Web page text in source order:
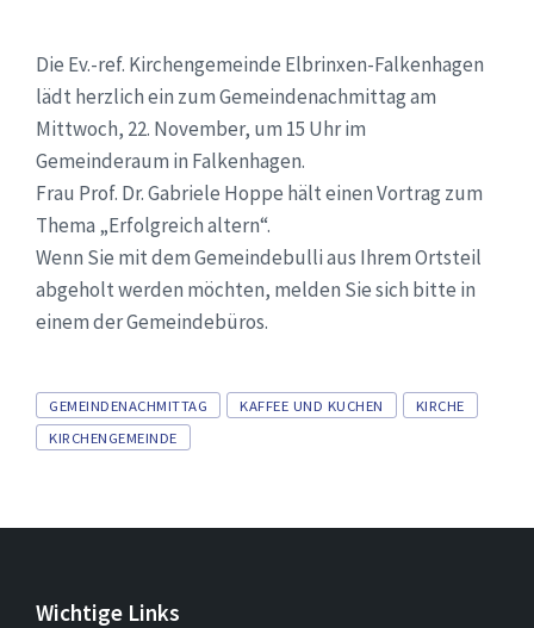
Die Ev.-ref. Kirchengemeinde Elbrinxen-Falkenhagen
lädt herzlich ein zum Gemeindenachmittag am
Mittwoch, 22. November, um 15 Uhr im
Gemeinderaum in Falkenhagen.
Frau Prof. Dr. Gabriele Hoppe hält einen Vortrag zum
Thema „Erfolgreich altern“.
Wenn Sie mit dem Gemeindebulli aus Ihrem Ortsteil
abgeholt werden möchten, melden Sie sich bitte in
einem der Gemeindebüros.
Tags
GEMEINDENACHMITTAG KAFFEE UND KUCHEN
KIRCHE
KIRCHENGEMEINDE
Wichtige Links